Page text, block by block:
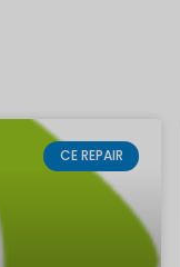
CE REPAIR